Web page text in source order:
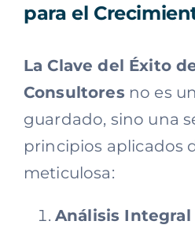
para el
La Clave del Éxito
Consultores no es
guardado, sino una
principios aplicados
meticulosa:
Análisis